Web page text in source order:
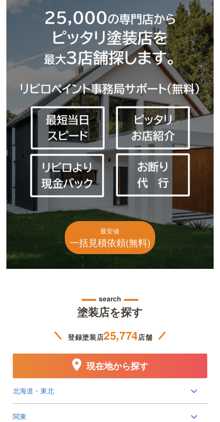
最安値
一括見積依頼(無料)
search
塗装店を探す
登録塗装店25,774店舗
北海道・東北
関東
現在地から探す